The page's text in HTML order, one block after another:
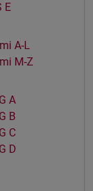
E
A-L
M-Z
A
B
C
D